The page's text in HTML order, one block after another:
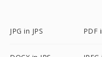
JPG in JPS PDF